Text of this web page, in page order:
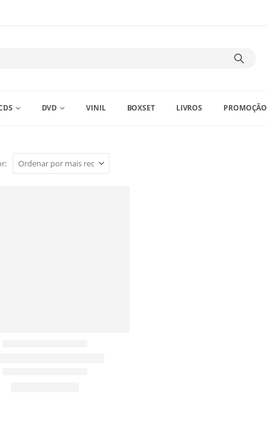
DVD VINIL BOXSET LIVROS PROMOÇÃO